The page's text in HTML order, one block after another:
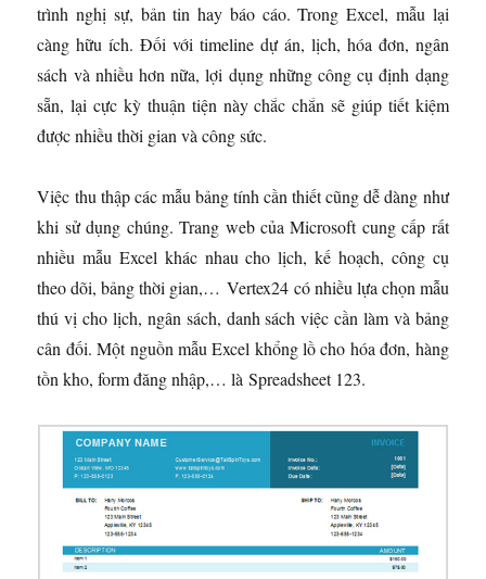
trình nghị sự, bản tin hay báo cáo. Trong Excel, mẫu lại
càng hữu ích. Đối với timeline dự án, lịch, hóa đơn, ngân
sách và nhiều hơn nữa, lợi dụng những công cụ định dạng
sẵn, lại cực kỳ thuận tiện này chắc chắn sẽ giúp tiết kiệm
được nhiều thời gian và công sức.
Việc thu thập các mẫu bảng tính cần thiết cũng dễ dàng như
khi sử dụng chúng. Trang web của Microsoft cung cấp rất
nhiều mẫu Excel khác nhau cho lịch, kế hoạch, công cụ
theo dõi, bảng thời gian,… Vertex24 có nhiều lựa chọn mẫu
thú vị cho lịch, ngân sách, danh sách việc cần làm và bảng
cân đối. Một nguồn mẫu Excel khổng lồ cho hóa đơn, hàng
tồn kho, form đăng nhập,… là Spreadsheet 123.